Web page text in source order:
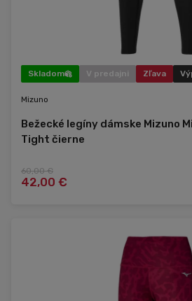
Skladom V predajni Zľava
Mizuno
Bežecké legíny dámske Mizuno
Tight čierne
60,00 €
42,00 €